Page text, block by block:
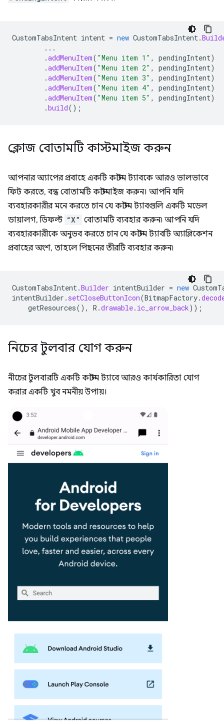
CustomTabsIntent intent = new CustomTabsIntent.
...
.addMenuItem( "Menu item 1" , pendingIntent)
.addMenuItem( "Menu item 2" , pendingIntent)
.addMenuItem( "Menu item 3" , pendingIntent)
.addMenuItem( "Menu item 4" , pendingIntent)
.addMenuItem( "Menu item 5" , pendingIntent)
.build();
ক্লোজ বোতামটি কাস্টমাইজ করুন
আপনার অ্যাপের প্রবাহে একটি কাস্টম ট্যাবকে আরও ভালভাবে
ফিট করতে, বন্ধ বোতামটি কাস্টমাইজ করুন। আপনি যদি
ব্যবহারকারীর মনে করতে চান যে কাস্টম ট্যাবগুলি একটি মডেল
ডায়ালগ, ডিফল্ট “X” বোতামটি ব্যবহার করুন৷ আপনি যদি
ব্যবহারকারীকে অনুভব করতে চান যে কাস্টম ট্যাবটি অ্যাপ্লিকেশন
প্রবাহের অংশ, তাহলে পিছনের তীরটি ব্যবহার করুন৷
CustomTabsIntent.Builder intentBuilder = new
intentBuilder . setCloseButtonIcon(BitmapFactory.
getResources(), R .drawable. ic_arrow_back));
নিচের টুলবার যোগ করুন
নীচের টুলবারটি একটি কাস্টম ট্যাবে আরও কার্যকারিতা যোগ
করার একটি খুব নমনীয় উপায়।